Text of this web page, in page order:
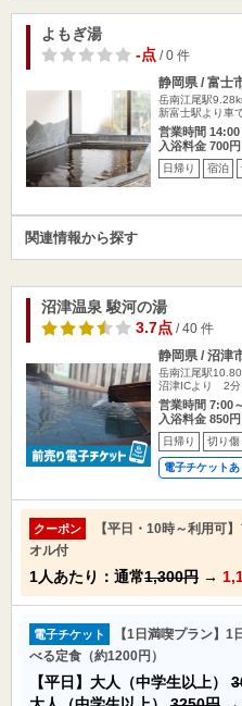
よもぎ湯
-点/ 0 件
静岡県 / 富士
岳南江尾駅
新富士駅より車
営業時間
入浴料金 700円
日帰り 宿泊
関連情報から探す
沼津温泉 駿河の湯
3.7点/ 40 件
静岡県 / 沼津
岳南江尾駅
沼津ICより 2分
営業時間 7:00
入浴料金 850円
日帰り 切り傷
電子チケットあ
クーポン
【平日・10時～利用可
オル付
1人あたり：通常1,300円 →
電子チケット
【1日満喫プラン】
べる定食（約1200円）
【平日】大人（中学生以上）